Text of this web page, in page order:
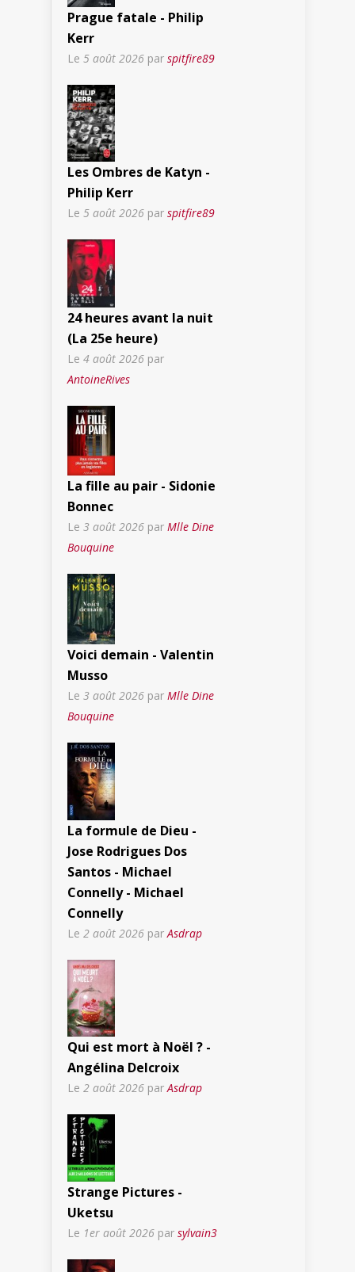
Prague fatale - Philip
Kerr
Le 5 août 2026 par spitfire89
Les Ombres de Katyn -
Philip Kerr
Le 5 août 2026 par spitfire89
24 heures avant la nuit
(La 25e heure)
Le 4 août 2026 par
AntoineRives
La fille au pair - Sidonie
Bonnec
Le 3 août 2026 par Mlle Dine
Bouquine
Voici demain - Valentin
Musso
Le 3 août 2026 par Mlle Dine
Bouquine
La formule de Dieu -
Jose Rodrigues Dos
Santos - Michael
Connelly - Michael
Connelly
Le 2 août 2026 parAsdrap
Qui est mort à Noël ? -
Angélina Delcroix
Le 2 août 2026 parAsdrap
Strange Pictures -
Uketsu
Le 1er août 2026 par sylvain3